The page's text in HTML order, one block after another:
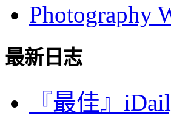
Photography
最新日志
『最佳』